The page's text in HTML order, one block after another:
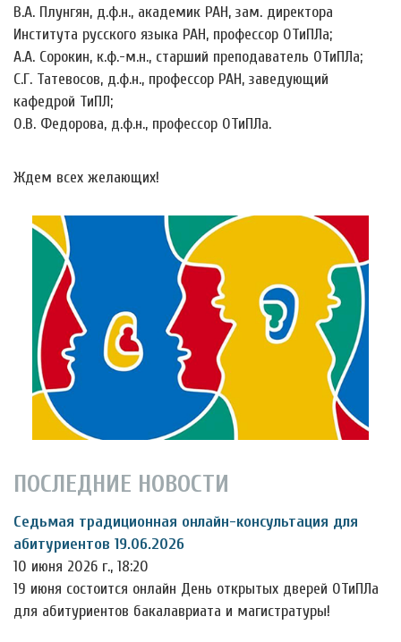
В.А. Плунгян, д.ф.н., академик РАН, зам. директора
Института русского языка РАН, профессор ОТиПЛа;
А.А. Сорокин, к.ф.-м.н., старший преподаватель ОТиПЛа;
С.Г. Татевосов, д.ф.н., профессор РАН, заведующий
кафедрой ТиПЛ;
О.В. Федорова, д.ф.н., профессор ОТиПЛа.
Ждем всех желающих!
ПОСЛЕДНИЕ НОВОСТИ
Седьмая традиционная онлайн-консультация для
абитуриентов 19.06.2026
10 июня 2026 г., 18:20
19 июня состоится онлайн День открытых дверей ОТиПЛа
для абитуриентов бакалавриата и магистратуры!